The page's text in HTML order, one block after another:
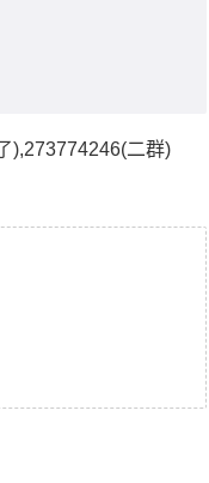
),273774246(二群)